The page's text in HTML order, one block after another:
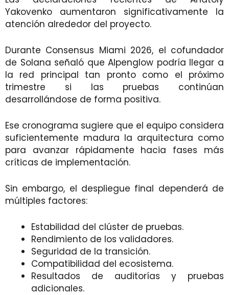
Yakovenko aumentaron significativamente la
atención alrededor del proyecto.
Durante Consensus Miami 2026, el cofundador
de Solana señaló que Alpenglow podría llegar a
la red principal tan pronto como el próximo
trimestre si las pruebas continúan
desarrollándose de forma positiva.
Ese cronograma sugiere que el equipo considera
suficientemente madura la arquitectura como
para avanzar rápidamente hacia fases más
críticas de implementación.
Sin embargo, el despliegue final dependerá de
múltiples factores:
Estabilidad del clúster de pruebas.
Rendimiento de los validadores.
Seguridad de la transición.
Compatibilidad del ecosistema.
Resultados de auditorías y pruebas
adicionales.